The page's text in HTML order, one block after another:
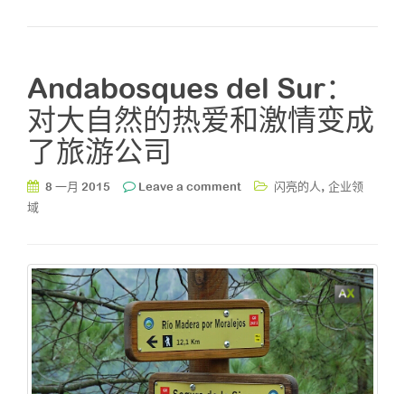
Andabosques del Sur：
对大自然的热爱和激情变成
了旅游公司
8 一月 2015 Leave a comment 闪亮的人, 企业领
域